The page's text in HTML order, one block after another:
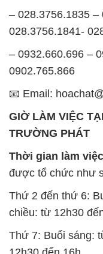
– 028.3756.1835 –
028.3756.1841-
– 0932.660.696 –
0902.765.866
📧 Email:
GIỜ LÀM VIỆC
TRƯỜNG PHÁT
Thời gian làm việc
được tổ chức như
Thứ 2 đến thứ 6:
chiều: từ 12h30
Thứ 7: Buổi sáng: